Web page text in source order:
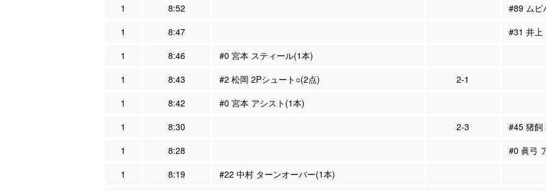
1
8:52
#89 ム
1
8:47
#31 井上
1
8:46
#0 宮本 スティール(1本)
1
8:43 #2 松岡 2Pシュート○(2点)
2-1
1
8:42
#0 宮本 アシスト(1本)
1
8:30 2-3
#45 猪飼
1
8:28
#0 眞弓
1
8:19
#22 中村 ターンオーバー(1本)